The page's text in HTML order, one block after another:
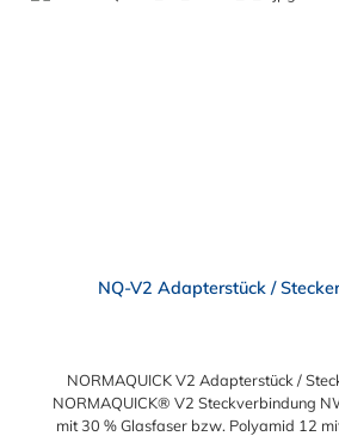
NQ-V2 Adapterstück /
NORMAQUICK V2 Adapterstück /
NORMAQUICK® V2 Steckverbindung
mit 30 % Glasfaser bzw. Polyamid 12